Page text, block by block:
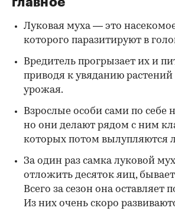
Луковая муха — это
которого паразитируют в
Вредитель прогрызает их и
приводя к увяданию растений
урожая.
Взрослые особи сами по себе
но они делают рядом с ним
которых потом вылупляются
За один раз самка луковой
отложить десяток яиц,
Всего за сезон она оставляет
Из них очень скоро